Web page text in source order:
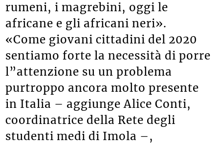
rumeni, i magrebini, oggi le
africane e gli africani neri».
«Come giovani cittadini del 2020
sentiamo forte la necessità di porre
l”attenzione su un problema
purtroppo ancora molto presente
in Italia – aggiunge Alice Conti,
coordinatrice della Rete degli
studenti medi di Imola –,